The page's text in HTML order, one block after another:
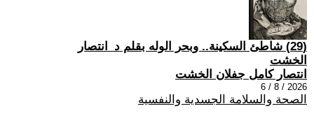
(29) شاطئ السكينة.. وبحر الوله بقلم د_انتصار
الخشت
انتصار كامل جفلان الخشت
2026 / 8 / 6
الصحة والسلامة الجسدية والنفسية